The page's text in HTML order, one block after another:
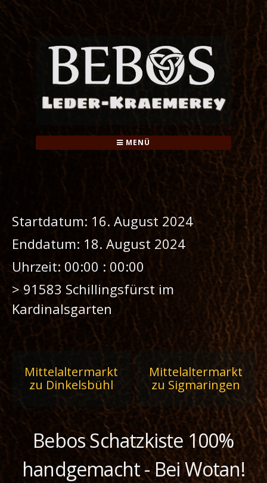
Springe
zum
MENÜ
Startdatum: 16. August 2024
Enddatum: 18. August 2024
Uhrzeit: 00:00 : 00:00
> 91583 Schillingsfürst im
Kardinalsgarten
Beitragsnavigation
Mittelaltermarkt
zu Dinkelsbühl
Mittelaltermarkt
zu Sigmaringen
Bebos Schatzkiste 100%
handgemacht - Bei Wotan!